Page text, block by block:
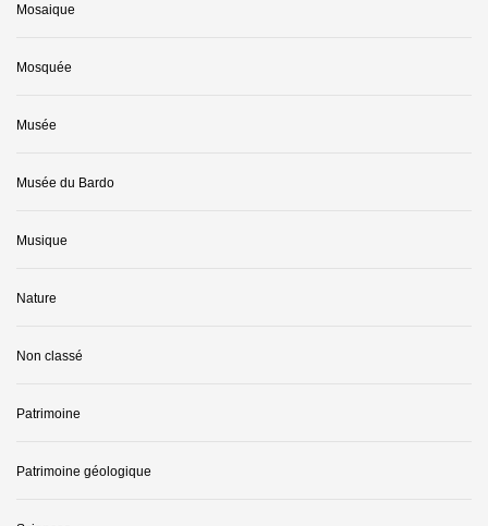
Mosaique
Mosquée
Musée
Musée du Bardo
Musique
Nature
Non classé
Patrimoine
Patrimoine géologique